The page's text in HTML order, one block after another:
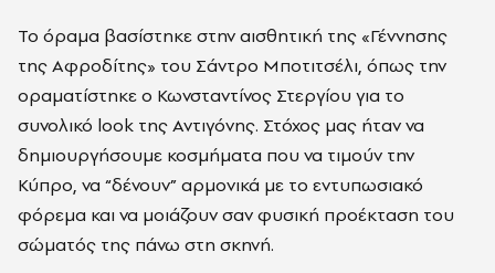
Το όραμα βασίστηκε στην αισθητική της «Γέννησης
της Αφροδίτης» του Σάντρο Μποτιτσέλι, όπως την
οραματίστηκε ο Κωνσταντίνος Στεργίου για το
συνολικό look της Αντιγόνης. Στόχος μας ήταν να
δημιουργήσουμε κοσμήματα που να τιμούν την
Κύπρο, να “δένουν” αρμονικά με το εντυπωσιακό
φόρεμα και να μοιάζουν σαν φυσική προέκταση του
σώματός της πάνω στη σκηνή.